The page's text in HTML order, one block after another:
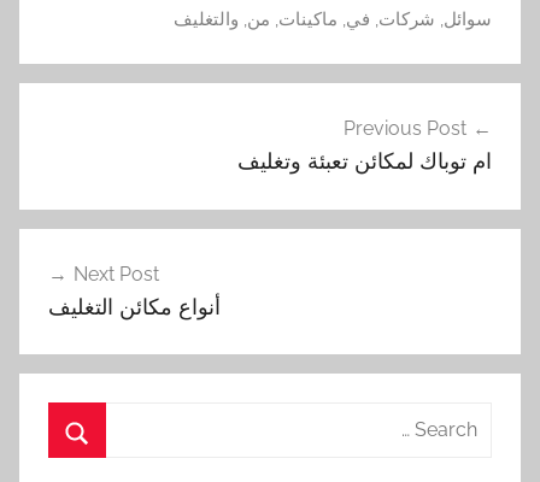
سوائل, شركات, في, ماكينات, من, والتغليف
المقالات
Previous Post
ام توباك لمكائن تعبئة وتغليف
Next Post
أنواع مكائن التغليف
Search